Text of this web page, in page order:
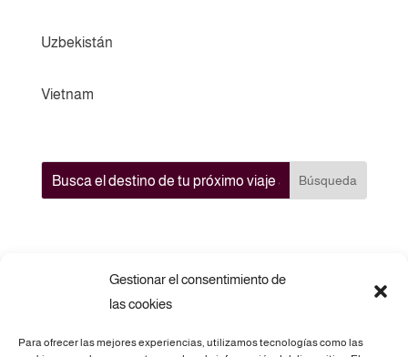
Gestionar el consentimiento de
las cookies
Para ofrecer las mejores experiencias, utilizamos tecnologías como las
Uzbekistán
Vietnam